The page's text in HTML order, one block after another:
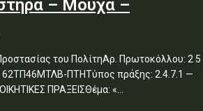
– Μούχα –
του ΠολίτηΑρ. Πρωτοκόλλου: 2 5
62ΤΠ46ΜΤΛΒ-ΠΤΗΤύπος πράξης: 2.4.7.1 —
ΠΡΑΞΕΙΣΘέμα: «...